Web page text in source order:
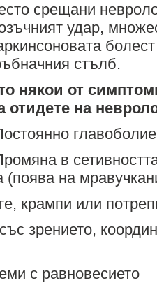
срещани
удар,
стълб.
някои от
отидетe на
главоболие
в
(поява на
крампи или
зрението,
с равновесието